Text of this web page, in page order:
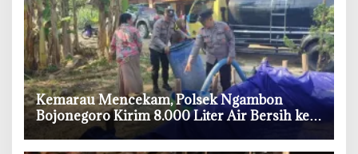
‎Kemarau Mencekam, Polsek Ngambon
Bojonegoro Kirim 8.000 Liter Air Bersih ke
Warga Bondol